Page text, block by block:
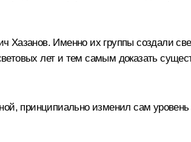
Именно их группы создали
лет и тем самым доказать
принципиально изменил сам